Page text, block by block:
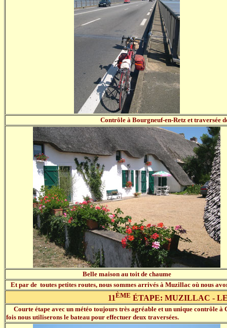
Contrôle à Bourgneuf-en-Retz et traversée
Belle maison au toit de chaume
Et par de toutes petites routes, nous sommes arrivés à Muzillac où nous
11ÈME ÉTAPE: MUZILLAC -
Courte étape avec un météo toujours très agréable et un unique contrôle
fois nous utiliserons le bateau pour effectuer deux traversées.